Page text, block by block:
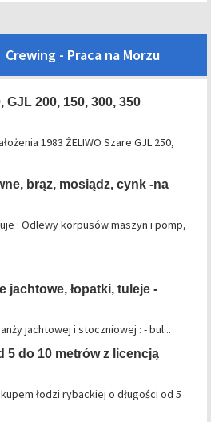
Crewing - Praca na Morzu
GJL 200, 150, 300, 350
1983 ŻELIWO Szare GJL 250,
brąz, mosiądz, cynk -na
: Odlewy korpusów maszyn i pomp,
jachtowe, łopatki, tuleje -
jachtowej i stoczniowej : - bul...
5 do 10 metrów z licencją
łodzi rybackiej o długości od 5